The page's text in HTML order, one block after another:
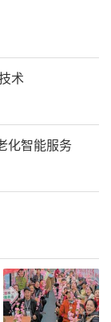
术
化智能服务